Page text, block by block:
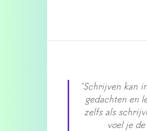
"Schrijven kan
gedachten en
zelfs als
voel je